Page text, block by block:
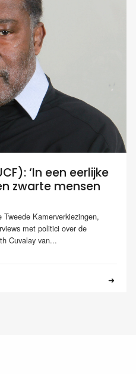
‘In een eerlijke
zwarte mensen
Kamerverkiezingen,
met politici over de
Cuvalay van...